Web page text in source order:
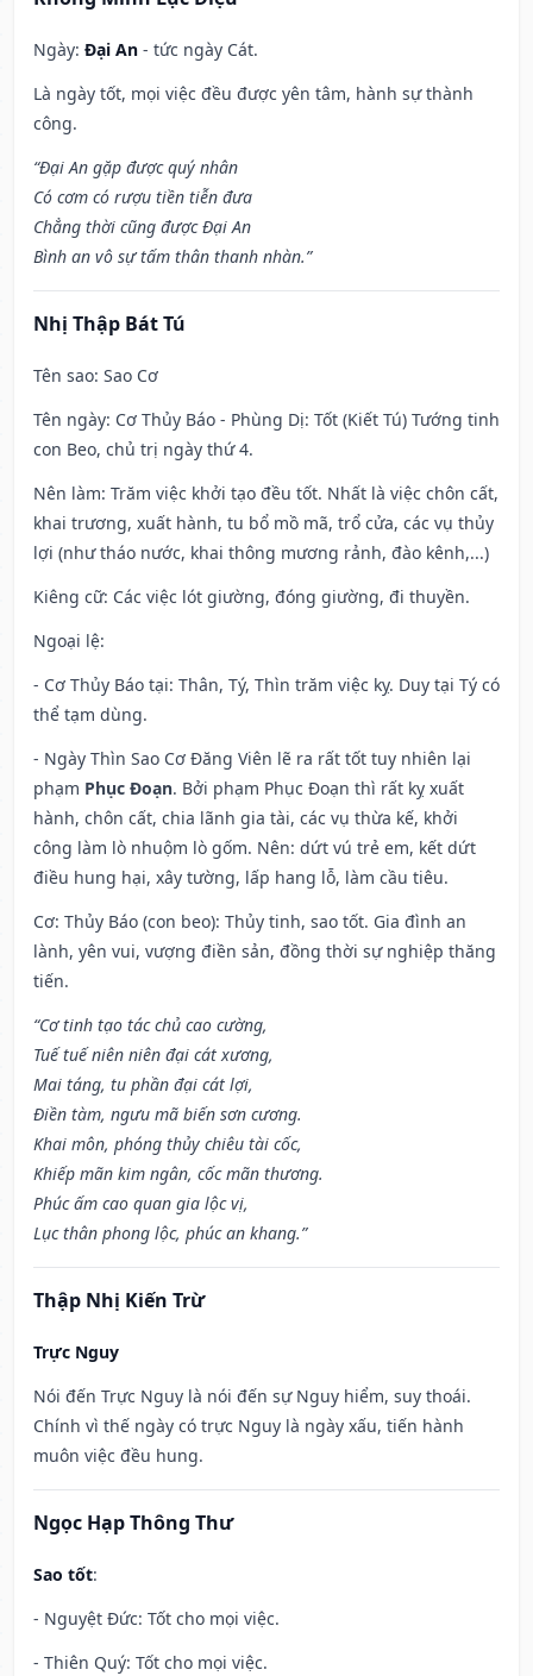
Ngày: Đại An - tức ngày Cát.
Là ngày tốt, mọi việc đều được yên tâm, hành sự thành
công.
“Đại An gặp được quý nhân
Có cơm có rượu tiền tiễn đưa
Chẳng thời cũng được Đại An
Bình an vô sự tấm thân thanh nhàn.”
Nhị Thập Bát Tú
Tên sao: Sao Cơ
Tên ngày: Cơ Thủy Báo - Phùng Dị: Tốt (Kiết Tú) Tướng tinh
con Beo, chủ trị ngày thứ 4.
Nên làm: Trăm việc khởi tạo đều tốt. Nhất là việc chôn cất,
khai trương, xuất hành, tu bổ mồ mã, trổ cửa, các vụ thủy
lợi (như tháo nước, khai thông mương rảnh, đào kênh,...)
Kiêng cữ: Các việc lót giường, đóng giường, đi thuyền.
Ngoại lệ:
- Cơ Thủy Báo tại: Thân, Tý, Thìn trăm việc kỵ. Duy tại Tý có
thể tạm dùng.
- Ngày Thìn Sao Cơ Đăng Viên lẽ ra rất tốt tuy nhiên lại
phạm Phục Đoạn. Bởi phạm Phục Đoạn thì rất kỵ xuất
hành, chôn cất, chia lãnh gia tài, các vụ thừa kế, khởi
công làm lò nhuộm lò gốm. Nên: dứt vú trẻ em, kết dứt
điều hung hại, xây tường, lấp hang lỗ, làm cầu tiêu.
Cơ: Thủy Báo (con beo): Thủy tinh, sao tốt. Gia đình an
lành, yên vui, vượng điền sản, đồng thời sự nghiệp thăng
tiến.
“Cơ tinh tạo tác chủ cao cường,
Tuế tuế niên niên đại cát xương,
Mai táng, tu phần đại cát lợi,
Điền tàm, ngưu mã biến sơn cương.
Khai môn, phóng thủy chiêu tài cốc,
Khiếp mãn kim ngân, cốc mãn thương.
Phúc ấm cao quan gia lộc vị,
Lục thân phong lộc, phúc an khang.”
Thập Nhị Kiến Trừ
Trực Nguy
Nói đến Trực Nguy là nói đến sự Nguy hiểm, suy thoái.
Chính vì thế ngày có trực Nguy là ngày xấu, tiến hành
muôn việc đều hung.
Ngọc Hạp Thông Thư
Sao tốt:
- Nguyệt Đức: Tốt cho mọi việc.
- Thiên Quý: Tốt cho mọi việc.